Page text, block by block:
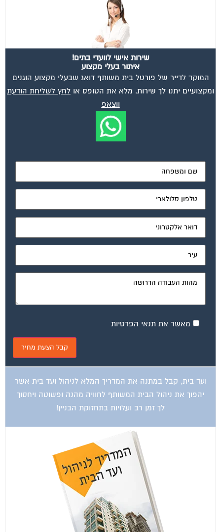
שירות אישי לוועדי בתים!
איתור בעלי מקצוע
המוקד לדייר של פורטל בית משותף דואג שבעלי מקצוע הוגנים
ומקצועיים יתנו לך שירות. מלא את הטופס או לחץ לשליחת הודעת
ווצאפ
מאשר את תנאי הפרטיות
ועד בית, קבל במתנה את המדריך המלא לניהול ועד בית אשר
יהפוך את ניהול הבית המשותף לחוויה מהנה ופשוטה ויחסוך
לך זמן רב ועלויות בתחזוקת הבניין!